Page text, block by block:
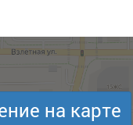
на карте